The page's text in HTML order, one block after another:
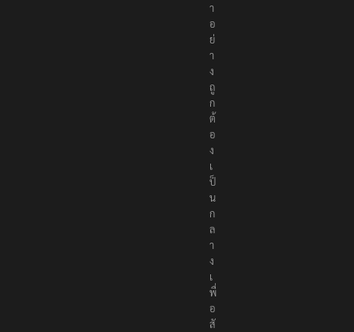
า
อ
ย่
า
ง
ถู
ก
ต้
อ
ง
เ
ป็
น
ก
ล
า
ง
เ
พื่
อ
สั